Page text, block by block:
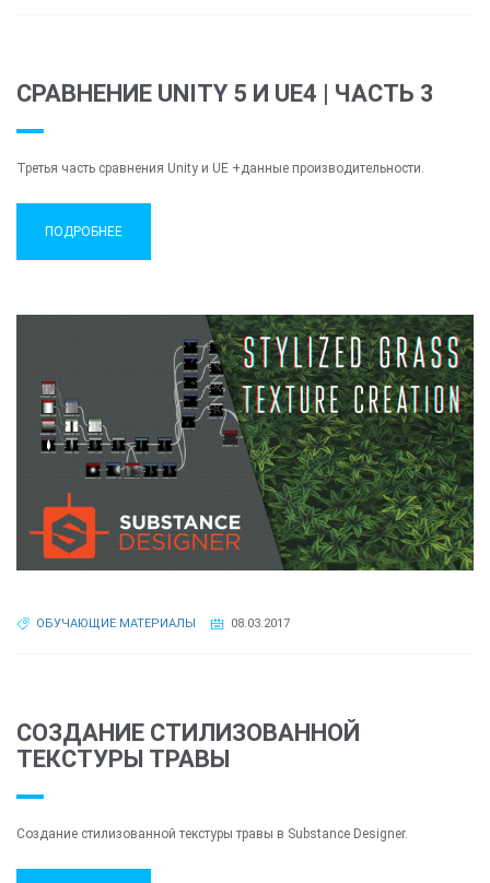
СРАВНЕНИЕ UNITY 5 И UE4 | ЧАСТЬ 3
Третья часть сравнения Unity и UE +данные производительности.
ПОДРОБНЕЕ
ОБУЧАЮЩИЕ МАТЕРИАЛЫ 08.03.2017
СОЗДАНИЕ СТИЛИЗОВАННОЙ
ТЕКСТУРЫ ТРАВЫ
Создание стилизованной текстуры травы в Substance Designer.